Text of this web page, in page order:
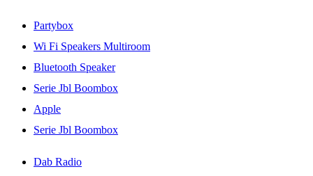
Partybox
Wi Fi Speakers Multiroom
Bluetooth Speaker
Serie Jbl Boombox
Apple
Serie Jbl Boombox
Dab Radio